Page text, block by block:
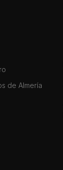
de Almería